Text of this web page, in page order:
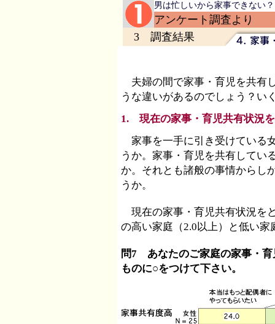
男は忙しいから家事できない
アンケート調査より
3 調査結果
夫婦の間で家事・育児を共有
うな違いがあるのでしょう？い
1. 現在の家事・育児共有状況
家事を一手に引き受けている
うか。家事・育児を共有してい
か。それとも諸般の事情からし
うか。
現在の家事・育児共有状況を
の高い家庭（2.0以上）と低い
問7 あなたのご家庭の家事・育
ものに○をつけて下さい。